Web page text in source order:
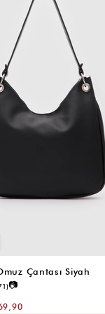
Çantası Siyah
📷